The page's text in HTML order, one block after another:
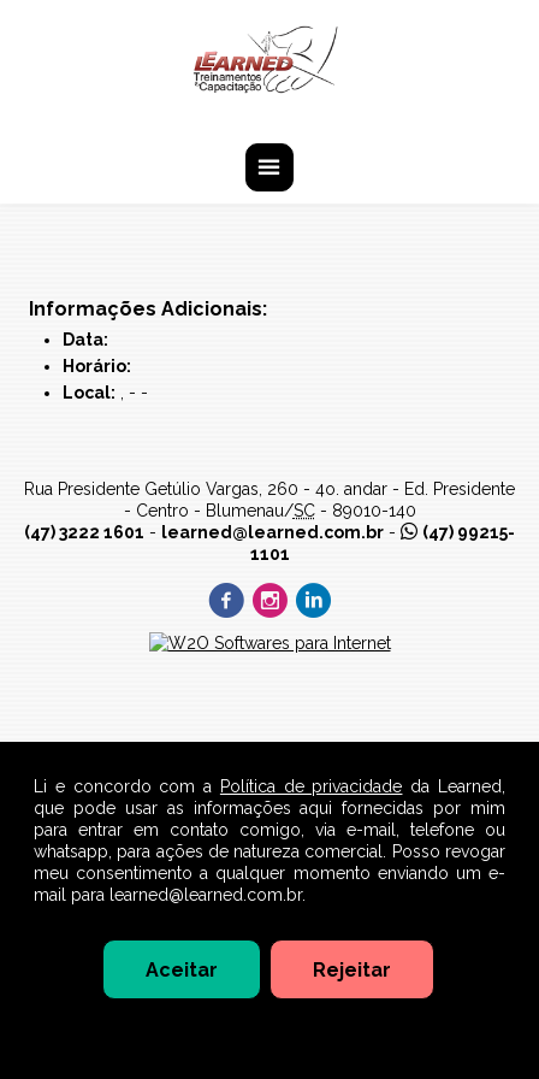
Informações Adicionais:
Data:
Horário:
Local: , - -
Learned
Associados
Rua Presidente Getúlio Vargas, 260 - 4o. andar - Ed. Presidente
- Centro - Blumenau/SC- 89010-140
(47) 3222 1601 - learned@learned.com.br -
(47) 99215-
1101
Li e concordo com a Política de privacidade da Learned,
que pode usar as informações aqui fornecidas por mim
para entrar em contato comigo, via e-mail, telefone ou
whatsapp, para ações de natureza comercial. Posso revogar
meu consentimento a qualquer momento enviando um e-
mail para learned@learned.com.br.
Aceitar Rejeitar